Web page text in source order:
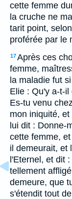
cette femme
la cruche ne
tarit point,
proférée par le
17Après ces
femme,
la maladie fut
Elie : Qu'y a-t-
Es-tu venu
mon iniquité,
lui dit : Donne-
cette femme,
il demeurait, et
l'Eternel, et dit
tellement
demeure, que
s'étendit tout